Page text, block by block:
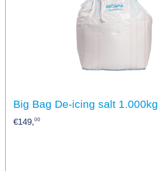
Big Bag De-icing salt 1.000kg
€149,00